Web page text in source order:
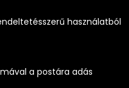
használatból
a postára adás